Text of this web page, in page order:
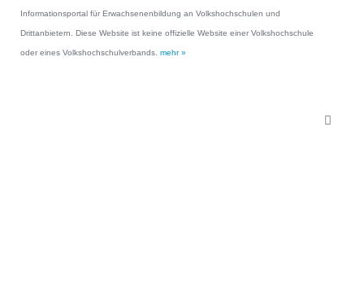
Informationsportal für Erwachsenenbildung an Volkshochschulen und
Drittanbietern. Diese Website ist keine offizielle Website einer Volkshochschule
oder eines Volkshochschulverbands. mehr »